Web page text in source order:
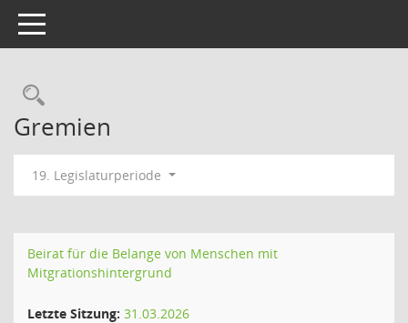
Toggle navigation
Rechercheauswahl
Gremien
19. Legislaturperiode
Beirat für die Belange von Menschen mit
Mitgrationshintergrund
Letzte Sitzung: 31.03.2026